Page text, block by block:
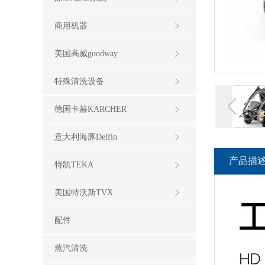
商用机器
美国高威goodway
特殊清洗设备
德国卡赫KARCHER
意大利海豚Delfin
特凯TEKA
美国特沃斯TVX
配件
蒸汽清洗
产品描